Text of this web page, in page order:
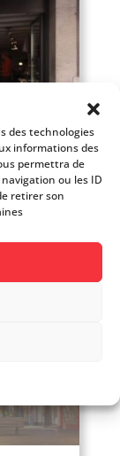
des technologies
informations des
permettra de
ou les ID
retirer son